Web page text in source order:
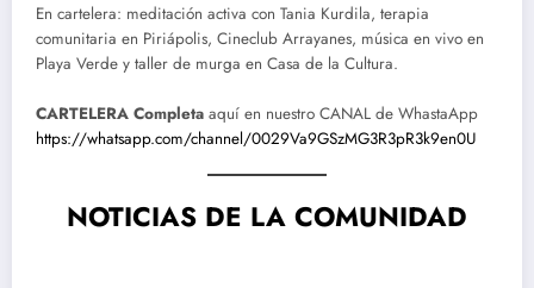
En cartelera: meditación activa con Tania Kurdila, terapia
comunitaria en Piriápolis, Cineclub Arrayanes, música en vivo en
Playa Verde y taller de murga en Casa de la Cultura.
CARTELERA Completa aquí en nuestro CANAL de WhastaApp
https://whatsapp.com/channel/0029Va9GSzMG3R3pR3k9en0U
NOTICIAS DE LA COMUNIDAD